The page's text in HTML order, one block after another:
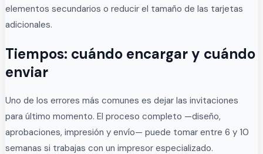
elementos secundarios o reducir el tamaño de las tarjetas
adicionales.
Tiempos: cuándo encargar y cuándo
enviar
Uno de los errores más comunes es dejar las invitaciones
para último momento. El proceso completo —diseño,
aprobaciones, impresión y envío— puede tomar entre 6 y 10
semanas si trabajas con un impresor especializado.